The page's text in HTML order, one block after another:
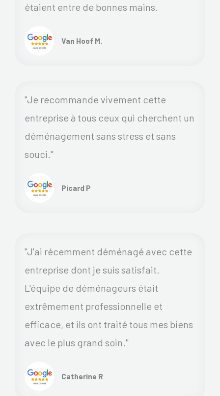
étaient entre de bonnes mains.
Van Hoof M.
"Je recommande vivement cette
entreprise à tous ceux qui cherchent un
déménagement sans stress et sans
souci."
Picard P
"J'ai récemment déménagé avec cette
entreprise dont je suis satisfait.
L'équipe de déménageurs était
extrêmement professionnelle et
efficace, et ils ont traité tous mes biens
avec le plus grand soin."
Catherine R